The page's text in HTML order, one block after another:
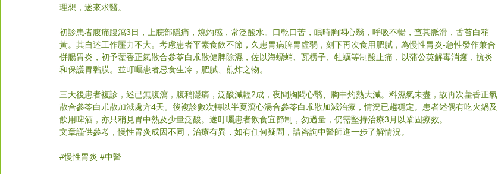
理想，遂來求醫。
初診患者腹痛腹瀉3日，上脘部隱痛，燒灼感，常泛酸水。口乾口苦，眠時胸悶心翳，呼吸不暢，查其脈滑，舌苔白稍
黃。其自述工作壓力不大。考慮患者平素食飲不節，久患胃病脾胃虛弱，刻下再次食用肥膩，為慢性胃炎-急性發作兼合
併腸胃炎，初予藿香正氣散合參苓白朮散健脾除濕，佐以海螵蛸、瓦楞子、牡蠣等制酸止痛，以蒲公英解毒消癰，抗炎
和保護胃黏膜。並叮囑患者忌食生冷，肥膩、煎炸之物。
三天後患者複診，述已無腹瀉，腹稍隱痛，泛酸減輕2成，夜間胸悶心翳、胸中灼熱大減。料濕氣未盡，故再次藿香正氣
散合參苓白朮散加減處方4天。後複診數次轉以半夏瀉心湯合參苓白朮散加減治療，情況已趨穩定。患者述偶有吃火鍋及
飲用啤酒，亦只稍見胃中熱及少量泛酸。遂叮囑患者飲食宜節制，勿過量，仍需堅持治療3月以鞏固療效。
文章謹供參考，慢性胃炎成因不同，治療有異，如有任何疑問，請咨詢中醫師進一步了解情況。
#慢性胃炎 #中醫